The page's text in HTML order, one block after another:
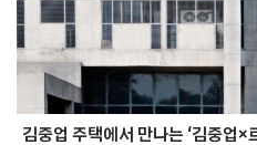
김중업 주택에서 만나는 ‘김중업×